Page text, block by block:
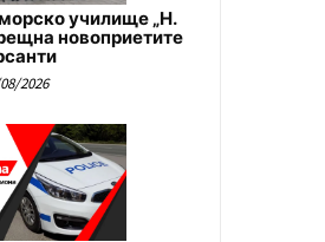
училище „Н.
новоприетите
2026